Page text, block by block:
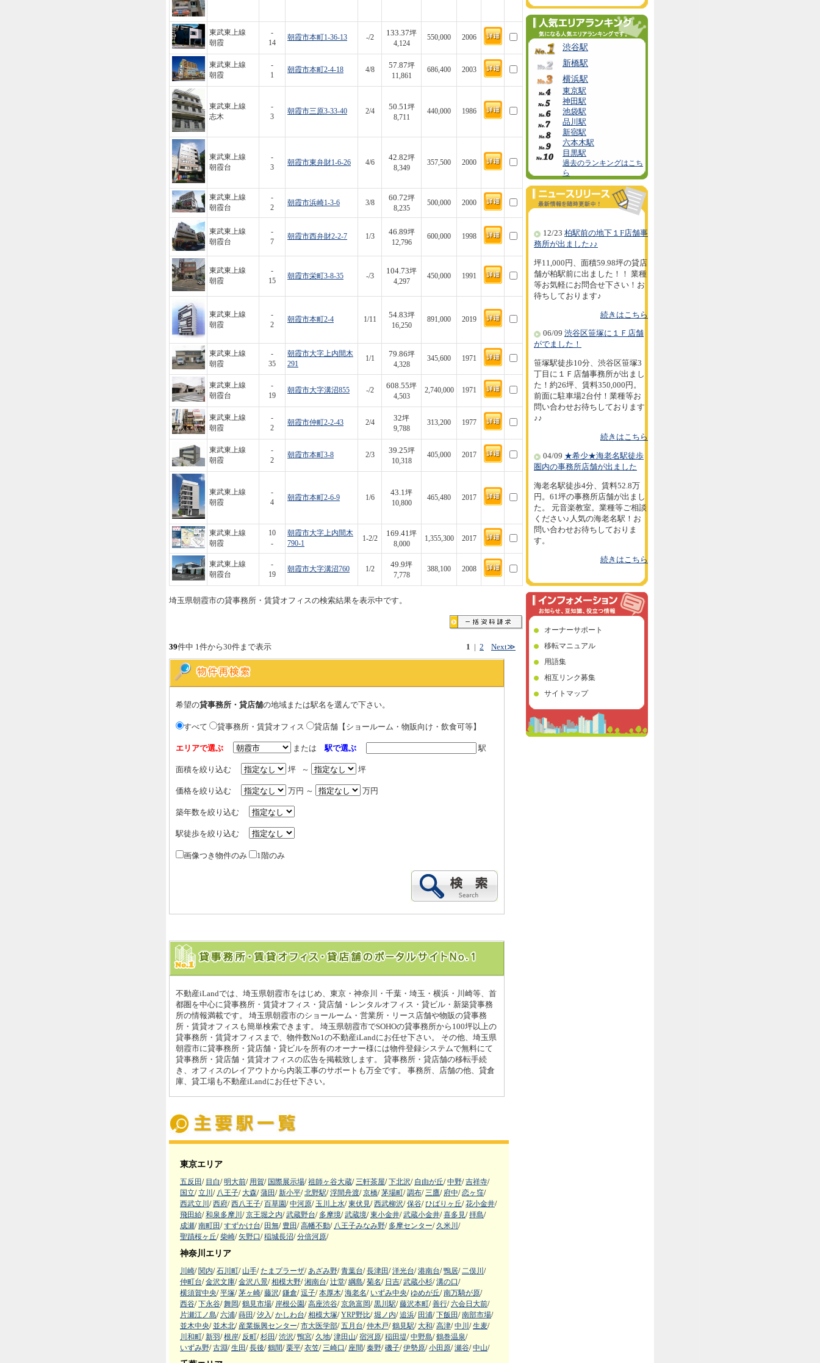
東武東上線
朝霞
-
14
朝霞市本町1-36-13 -/2
133.37坪
4,124
550,000 2006
東武東上線
朝霞
-
1
朝霞市本町2-4-18 4/8
57.87坪
11,861
686,400 2003
東武東上線
志木
-
3
朝霞市三原3-33-40 2/4
50.51坪
8,711
440,000 1986
東武東上線
朝霞台
-
3
朝霞市東弁財1-6-26 4/6
42.82坪
8,349
357,500 2000
東武東上線
朝霞台
-
2
朝霞市浜崎1-3-6 3/8
60.72坪
8,235
500,000 2000
東武東上線
朝霞台
-
7
朝霞市西弁財2-2-7 1/3
46.89坪
12,796
600,000 1998
東武東上線
朝霞
-
15
朝霞市栄町3-8-35 -/3
104.73坪
4,297
450,000 1991
東武東上線
朝霞
-
2
朝霞市本町2-4 1/11
54.83坪
16,250
891,000 2019
東武東上線
朝霞
-
35
朝霞市大字上内間木
291
1/1
79.86坪
4,328
345,600 1971
東武東上線
朝霞台
-
19
朝霞市大字溝沼855 -/2
608.55坪
4,503
2,740,000 1971
東武東上線
朝霞
-
2
朝霞市仲町2-2-43 2/4
32坪
9,788
313,200 1977
東武東上線
朝霞
-
2
朝霞市本町3-8 2/3
39.25坪
10,318
405,000 2017
東武東上線
朝霞
-
4
朝霞市本町2-6-9 1/6
43.1坪
10,800
465,480 2017
東武東上線
朝霞
10
-
朝霞市大字上内間木
790-1
1-2/2
169.41坪
8,000
1,355,300 2017
東武東上線
朝霞台
-
19
朝霞市大字溝沼760 1/2
49.9坪
7,778
388,100 2008
埼玉県朝霞市の貸事務所・賃貸オフィスの検索結果を表示中です。
1 2 Next≫
39件中 1件から30件まで表示
希望の貸事務所・貸店舗の地域または駅名を選んで下さい。
すべて 貸事務所・賃貸オフィス 貸店舗【ショールーム・物販向け・飲食可等】
エリアで選ぶ または駅で選ぶ 駅
面積を絞り込む 坪 ～ 坪
価格を絞り込む 万円 ～ 万円
築年数を絞り込む
駅徒歩を絞り込む
画像つき物件のみ 1階のみ
不動産iLandでは、埼玉県朝霞市をはじめ、東京・神奈川・千葉・埼玉・横浜・川崎等、首
都圏を中心に貸事務所・賃貸オフィス・貸店舗・レンタルオフィス・貸ビル・新築貸事務
所の情報満載です。 埼玉県朝霞市のショールーム・営業所・リース店舗や物販の貸事務
所・賃貸オフィスも簡単検索できます。 埼玉県朝霞市でSOHOの貸事務所から100坪以上の
貸事務所・賃貸オフィスまで、物件数No1の不動産iLandにお任せ下さい。 その他、埼玉県
朝霞市に貸事務所・貸店舗・貸ビルを所有のオーナー様には物件登録システムで無料にて
貸事務所・貸店舗・賃貸オフィスの広告を掲載致します。 貸事務所・貸店舗の移転手続
き、オフィスのレイアウトから内装工事のサポートも万全です。 事務所、店舗の他、貸倉
庫、貸工場も不動産iLandにお任せ下さい。
東京エリア
五反田/ 目白/ 明大前/ 用賀/ 国際展示場/ 祖師ヶ谷大蔵/ 三軒茶屋/ 下北沢/ 自由が丘/ 中野/ 吉祥寺/
国立/ 立川 / 八王子/ 大森/ 蒲田/ 新小平/ 北野駅/ 浮間舟渡/ 京橋/ 茅場町/ 調布/ 三鷹/ 府中/ 恋ヶ窪/
西武立川 / 西府/ 西八王子/ 百草園/ 中河原/ 玉川上水/ 東伏見/ 西武柳沢/ 保谷/ ひばりヶ丘/ 花小金井/
飛田給/ 和泉多摩川 / 京王堀之内/ 武蔵野台/ 多摩境/ 武蔵境/ 東小金井/ 武蔵小金井/ 喜多見/ 拝島/
成瀬/ 南町田/ すずかけ台/ 田無/ 豊田/ 高幡不動/ 八王子みなみ野/ 多摩センター/ 久米川 /
聖蹟桜ヶ丘/ 柴崎/ 矢野口/ 稲城長沼/ 分倍河原/
神奈川エリア
川崎/ 関内/ 石川町/ 山手/ たまプラーザ/ あざみ野/ 青葉台/ 長津田/ 洋光台/ 港南台/ 鴨居/ 二俣川 /
仲町台/ 金沢文庫/ 金沢八景/ 相模大野/ 湘南台/ 辻堂/ 綱島/ 菊名/ 日吉/ 武蔵小杉/ 溝の口/
横須賀中央/ 平塚/ 茅ヶ崎/ 藤沢/ 鎌倉/ 逗子/ 本厚木/ 海老名/ いずみ中央/ ゆめが丘/ 南万騎が原/
西谷/ 下永谷/ 舞岡/ 鶴見市場/ 岸根公園/ 高座渋谷/ 京急富岡/ 黒川駅/ 藤沢本町/ 善行/ 六会日大前/
片瀬江ノ島/ 六浦/ 蒔田/ 汐入/ かしわ台/ 相模大塚/ YRP野比/ 堀ノ内/ 追浜/ 田浦/ 下飯田/ 南部市場/
並木中央/ 並木北/ 産業振興センター/ 市大医学部/ 五月台/ 仲木戸/ 鶴見駅/ 大和/ 高津/ 中川 / 生麦/
川和町/ 新羽/ 根岸/ 反町/ 杉田/ 渋沢/ 鴨宮/ 久地/ 津田山/ 宿河原/ 稲田堤/ 中野島/ 鶴巻温泉/
いずみ野/ 古淵/ 生田/ 長後/ 鶴間/ 栗平/ 衣笠/ 三崎口/ 座間/ 秦野/ 磯子/ 伊勢原/ 小田原/ 瀬谷/ 中山/
渋谷駅
新橋駅
横浜駅
東京駅
神田駅
池袋駅
品川駅
新宿駅
六本木駅
目黒駅
過去のランキングはこち
ら
12/23 柏駅前の地下１F店舗事
務所が出ました♪♪
坪11,000円、面積59.98坪の貸店
舗が柏駅前に出ました！！ 業種
等お気軽にお問合せ下さい！お
待ちしております♪
続きはこちら
06/09 渋谷区笹塚に１Ｆ店舗
がでました！
笹塚駅徒歩10分、渋谷区笹塚3
丁目に１Ｆ店舗事務所が出まし
た！約26坪、賃料350,000円。
前面に駐車場2台付！業種等お
問い合わせお待ちしております
♪♪
続きはこちら
04/09 ★希少★海老名駅徒歩
圏内の事務所店舗が出ました
海老名駅徒歩4分、賃料52.8万
円。61坪の事務所店舗が出まし
た。 元音楽教室。業種等ご相談
ください♪人気の海老名駅！お
問い合わせお待ちしておりま
す。
続きはこちら
オーナーサポート
移転マニュアル
用語集
相互リンク募集
サイトマップ